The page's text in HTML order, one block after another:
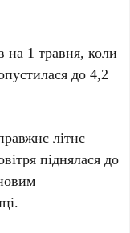
на 1 травня, коли
до4,2
літнє
піднялася до